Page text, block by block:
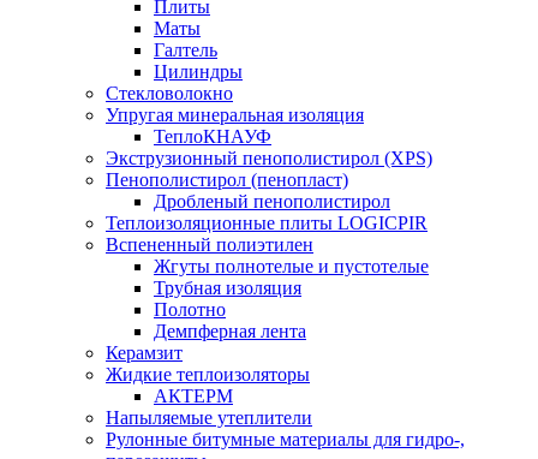
Плиты
Маты
Галтель
Цилиндры
Стекловолокно
Упругая минеральная изоляция
ТеплоКНАУФ
Экструзионный пенополистирол (XPS)
Пенополистирол (пенопласт)
Дробленый пенополистирол
Теплоизоляционные плиты LOGICPIR
Вспененный полиэтилен
Жгуты полнотелые и пустотелые
Трубная изоляция
Полотно
Демпферная лента
Керамзит
Жидкие теплоизоляторы
АКТЕРМ
Напыляемые утеплители
Рулонные битумные материалы для гидро-,